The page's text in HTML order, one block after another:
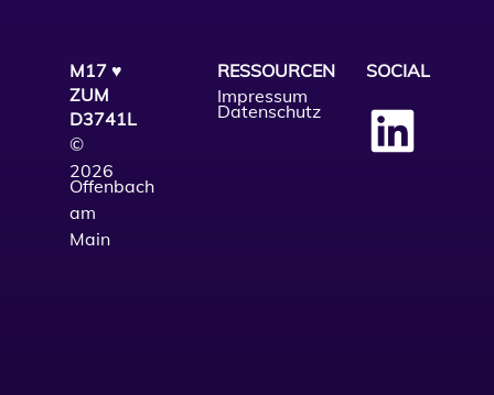
M17 ♥
ZUM
D3741L
©
2026
Offenbach
am
Main
RESSOURCEN
Impressum
Datenschutz
SOCIAL